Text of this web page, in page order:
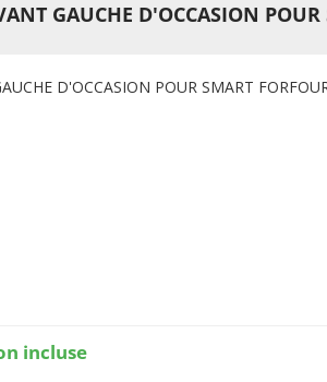
GAUCHE D'OCCASION
D'OCCASION POUR SMART
incluse